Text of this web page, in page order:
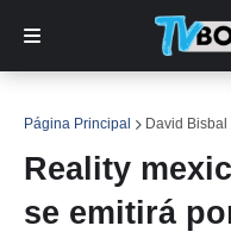
Página Principal David Bisbal
Reality
se emitirá